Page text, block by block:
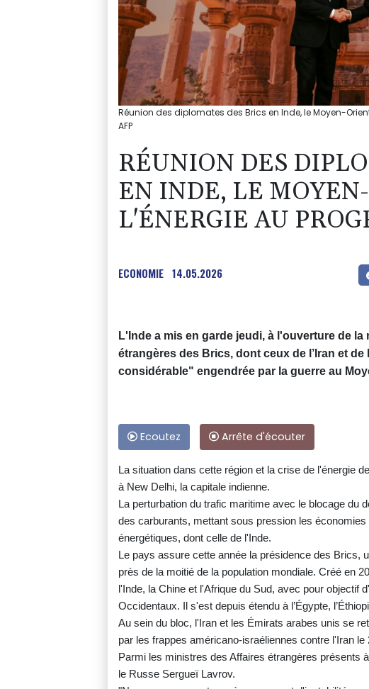
Réunion des diplomates des Brics en Inde, le Moyen-
AFP
RÉUNION DES
EN INDE, LE
L'ÉNERGIE AU
ECONOMIE 14.05.2026
L'Inde a mis en garde jeudi, à l'ouverture de
étrangères des Brics, dont ceux de l’Iran et
considérable" engendrée par la guerre au
Ecoutez Arrête d'écouter
La situation dans cette région et la crise de l'énergie
à New Delhi, la capitale indienne.
La perturbation du trafic maritime avec le blocage du
des carburants, mettant sous pression les
énergétiques, dont celle de l'Inde.
Le pays assure cette année la présidence des Brics,
près de la moitié de la population mondiale. Créé en
l'Inde, la Chine et l'Afrique du Sud, avec pour objectif
Occidentaux. Il s'est depuis étendu à l’Égypte,
Au sein du bloc, l'Iran et les Émirats arabes unis se
par les frappes américano-israéliennes contre l'Iran le
Parmi les ministres des Affaires étrangères présents
le Russe Sergueï Lavrov.